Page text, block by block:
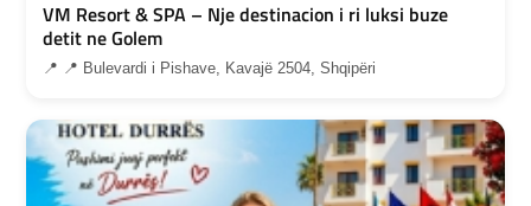
VM Resort & SPA – Nje destinacion i ri luksi buze
detit ne Golem
📍 📍 Bulevardi i Pishave, Kavajë 2504, Shqipëri